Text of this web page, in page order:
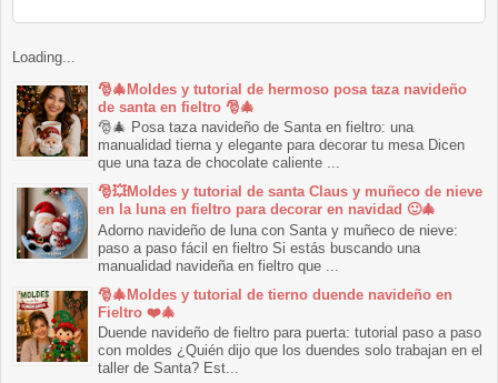
Loading...
🎅🎄Moldes y tutorial de hermoso posa taza navideño
de santa en fieltro 🎅🎄
🎅🎄 Posa taza navideño de Santa en fieltro: una
manualidad tierna y elegante para decorar tu mesa Dicen
que una taza de chocolate caliente ...
🎅💥Moldes y tutorial de santa Claus y muñeco de nieve
en la luna en fieltro para decorar en navidad 🙂🎄
Adorno navideño de luna con Santa y muñeco de nieve:
paso a paso fácil en fieltro Si estás buscando una
manualidad navideña en fieltro que ...
🎅🎄Moldes y tutorial de tierno duende navideño en
Fieltro ❤️🎄
Duende navideño de fieltro para puerta: tutorial paso a paso
con moldes ¿Quién dijo que los duendes solo trabajan en el
taller de Santa? Est...